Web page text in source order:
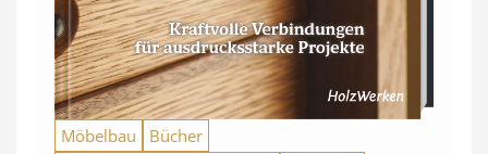
Möbelbau
Bücher